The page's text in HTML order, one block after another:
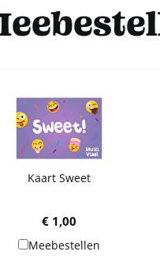
Kaart Sweet
€ 1,00
Meebestellen